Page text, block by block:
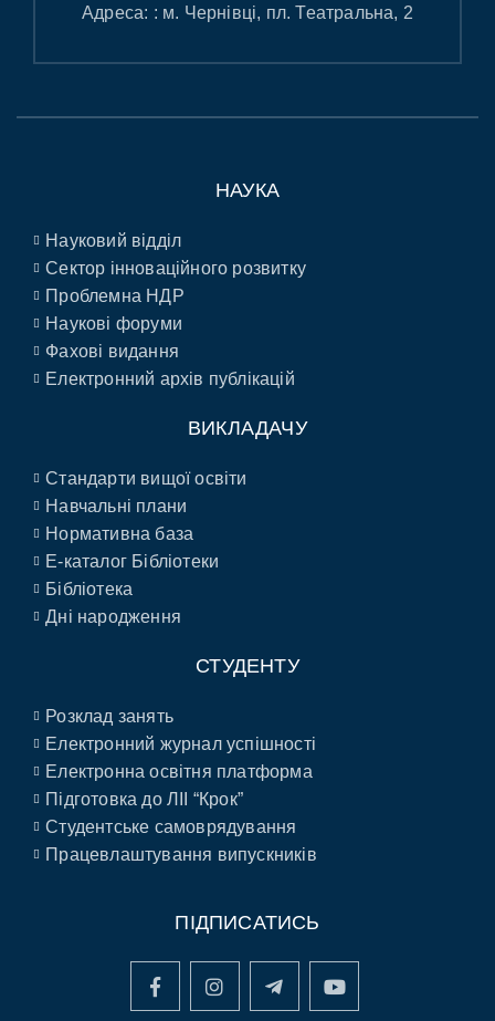
Адреса: : м. Чернівці, пл. Театральна, 2
НАУКА
Науковий відділ
Сектор інноваційного розвитку
Проблемна НДР
Наукові форуми
Фахові видання
Електронний архів публікацій
ВИКЛАДАЧУ
Стандарти вищої освіти
Навчальні плани
Нормативна база
E-каталог Бібліотеки
Бібліотека
Дні народження
СТУДЕНТУ
Розклад занять
Електронний журнал успішності
Електронна освітня платформа
Підготовка до ЛІІ “Крок”
Студентське самоврядування
Працевлаштування випускників
ПІДПИСАТИСЬ